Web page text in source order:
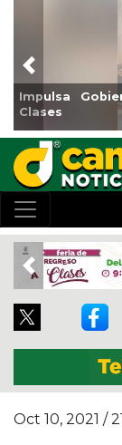
Impulsa
Clases
Previous
Previous
Oct 10, 2021 /